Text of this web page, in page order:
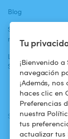
Tu
¡Bienvenido
navegación
¡Además,
haces clic en
Preferencias
nuestra
tus
actualizar tus
Blog
Swimmy en los
medios
La aventura
Swimmy
SÍGUENOS
Facebook